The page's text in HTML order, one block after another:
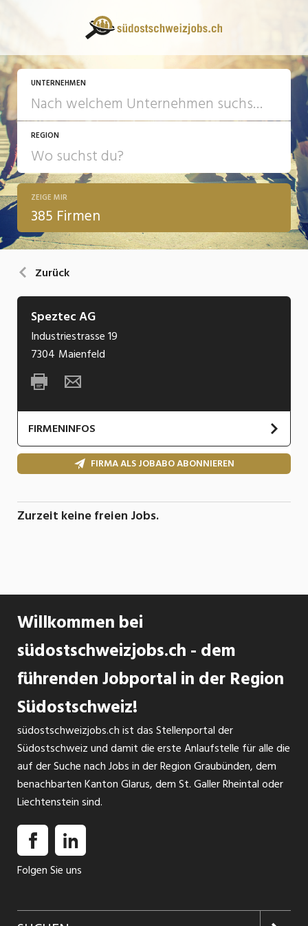
UNTERNEHMEN
REGION
ZEIGE MIR
385 Firmen
Zurück
Speztec AG
Industriestrasse 19
7304 Maienfeld
FIRMENINFOS
FIRMA ALS JOBABO ABONNIEREN
Zurzeit keine freien Jobs.
Willkommen bei
südostschweizjobs.ch - dem
führenden Jobportal in der Region
Südostschweiz!
südostschweizjobs.ch ist das Stellenportal der
Südostschweiz und damit die erste Anlaufstelle für alle die
auf der Suche nach Jobs in der Region Graubünden, dem
benachbarten Kanton Glarus, dem St. Galler Rheintal oder
Liechtenstein sind.
Folgen Sie uns